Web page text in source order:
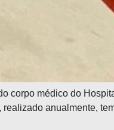
corpo médico do
anualmente,